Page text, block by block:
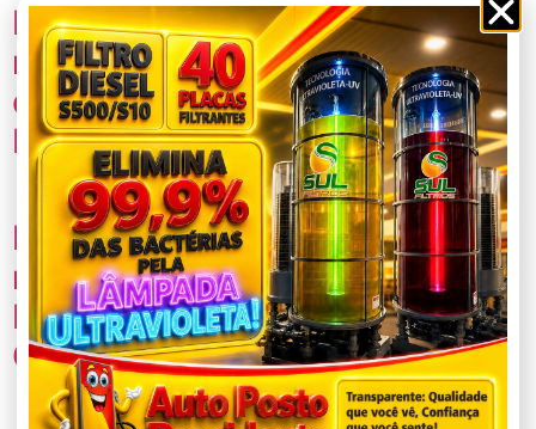
Batida frontal deixa uma pessoa
morta e outras 4 feridas
durante chuva na MGC 354, em
Presidente Olegário
Polícia Militar Rodoviária
registra duas saídas de pista na
MGC-354 em Presidente
Olegário